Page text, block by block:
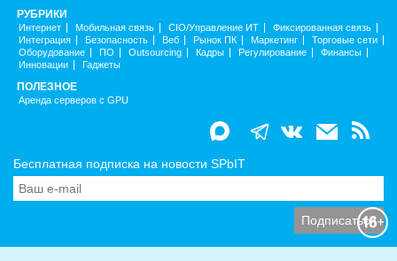
РУБРИКИ
Интернет Мобильная связь CIO/Управление ИТ
Фиксированная связь
Интеграция
Безопасность Веб Рынок ПК Маркетинг
Торговые сети
Оборудование
ПО Outsourcing Кадры Регулирование
Финансы
Инновации
Гаджеты
ПОЛЕЗНОЕ
Аренда серверов с GPU
Бесплатная подписка на новости SPbIT